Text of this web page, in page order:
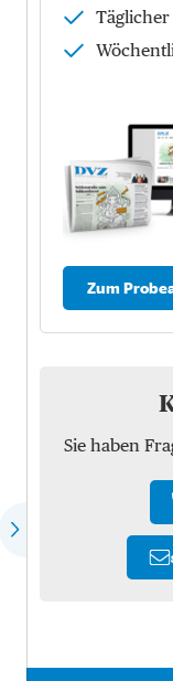
Zum
Sie haben